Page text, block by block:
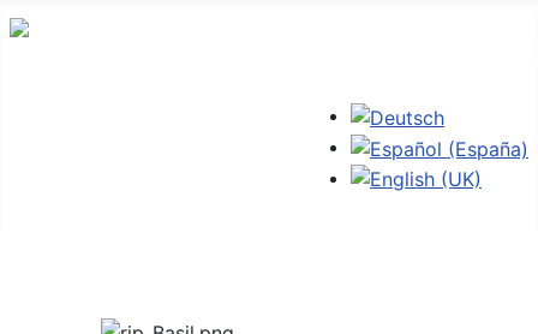
Sprache auswählen